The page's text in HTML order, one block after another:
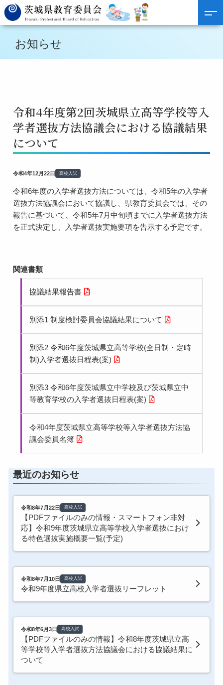
お知らせ
令和4年度第2回茨城県立高等学校等入
学者選抜方法協議会における協議結果
について
令和4年12月22日 高校入試
令和6年度の入学者選抜方法については、令和5年の入学者
選抜方法協議会において協議し、県教育委員会では、その
報告に基づいて、令和5年7月中旬頃までに入学者選抜方法
を正式決定し、入学者選抜実施要項を告示する予定です。
関連書類
協議結果報告書
別添1 制度検討委員会協議結果について
別添2 令和6年度茨城県立高等学校(全日制・定時
制)入学者選抜日程表(案)
別添3 令和6年度茨城県立中学校及び茨城県立中
等教育学校の入学者選抜日程表(案)
令和4年度茨城県立高等学校等入学者選抜方法協
議会委員名簿
最近のお知らせ
令和8年7月22日 高校入試
【PDFファイルのみの情報・スマートフォン非対
応】令和9年度茨城県立高等学校入学者選抜におけ
る特色選抜実施概要一覧(予定)
令和8年7月10日 高校入試
令和9年度県立高校入学者選抜リーフレット
令和8年6月3日 高校入試
【PDFファイルのみの情報】令和8年度茨城県立高
等学校等入学者選抜方法協議会における協議結果に
ついて